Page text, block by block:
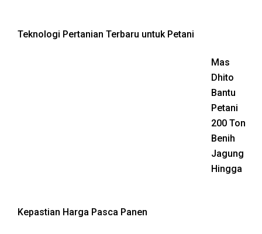
Teknologi Pertanian Terbaru untuk Petani
Mas
Dhito
Bantu
Petani
200 Ton
Benih
Jagung
Hingga
Kepastian Harga Pasca Panen